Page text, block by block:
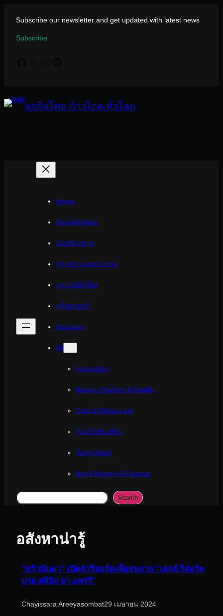
เนื้อหา
Subscribe our newsletter and get updated with latest news
Subscribe
ธุรกิจไทย ก้าวไกล ทั่วโลก
Home
Special News
หน้าตัวอย่าง
กระทรวง ทบวง กรม
ประกันทั่วไทย
อสังหาน่ารู้
Business
All
Innovation
Beauty Fashion & Health
Cars & Motorcycle
ร้อยกินพันเที่ยว
Sport News
ฺBanK Money & Finance
Search Search
อสังหาน่ารู้
“ตรีวนันดา” เปิดตัวรีสอร์ตเพื่อสุขภาพ “เฮลธ์ รีสอร์ต
บาย คลินิก ลา แพรรี”
Chayissara Areeyasombat29 เมษายน 2024